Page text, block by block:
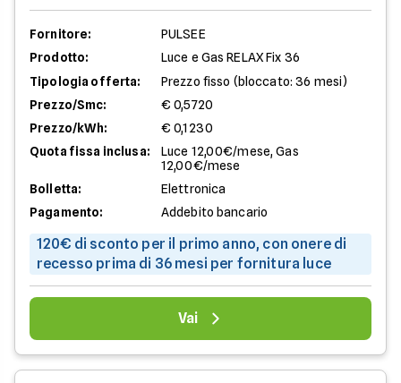
Fornitore:
PULSEE
Prodotto:
Luce e Gas RELAX Fix 36
Tipologia offerta:
Prezzo fisso (bloccato: 36 mesi)
Prezzo/Smc:
€ 0,5720
Prezzo/kWh:
€ 0,1230
Quota fissa inclusa:
Luce 12,00€/mese, Gas
12,00€/mese
Bolletta:
Elettronica
Pagamento:
Addebito bancario
120€ di sconto per il primo anno, con onere di
recesso prima di 36 mesi per fornitura luce
Vai